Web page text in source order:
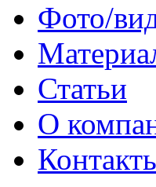
Фото/
Статьи
О